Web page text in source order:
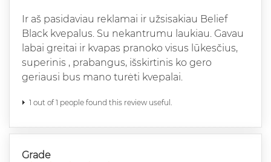
Ir aš pasidaviau reklamai ir užsisakiau Belief
Black kvepalus. Su nekantrumu laukiau. Gavau
labai greitai ir kvapas pranoko visus lūkesčius,
superinis , prabangus, išskirtinis ko gero
geriausi bus mano turėti kvepalai.
1 out of 1 people found this review useful.
Grade